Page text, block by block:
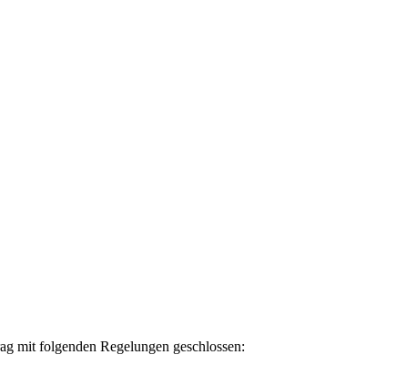
mit folgenden Regelungen geschlossen: